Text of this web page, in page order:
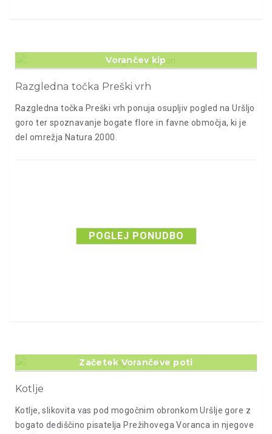
Vorančev kip
Razgledna točka Preški vrh
Razgledna točka Preški vrh ponuja osupljiv pogled na Uršljo
goro ter spoznavanje bogate flore in favne območja, ki je
del omrežja Natura 2000.
POGLEJ PONUDBO
Začetek Vorančeve poti
Kotlje
Kotlje, slikovita vas pod mogočnim obronkom Uršlje gore z
bogato dediščino pisatelja Prežihovega Voranca in njegove